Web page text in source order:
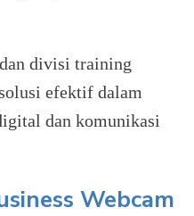
divisi training
efektif dalam
dan komunikasi
Webcam